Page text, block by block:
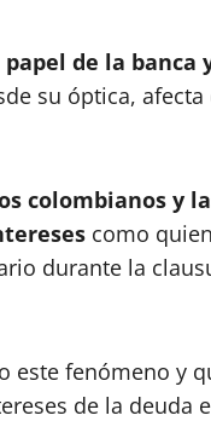
de la banca
su óptica,
colombianos y
como
durante la
este fenómeno y
de la deuda